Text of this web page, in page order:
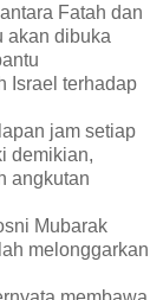
Fatah dan
akan dibuka
Israel terhadap
jam setiap
demikian,
angkutan
Mubarak
melonggarkan